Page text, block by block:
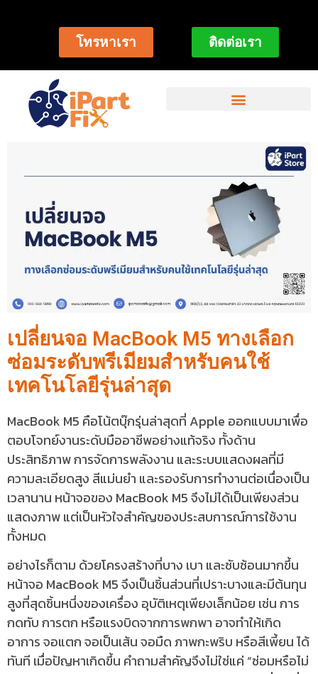
โทรหาเรา ติดต่อเรา
เปลี่ยนจอ MacBook M5 ทางเลือก
ซ่อมระดับพรีเมียมสำหรับคนใช้
เทคโนโลยีรุ่นล่าสุด
MacBook M5 คือโน้ตบุ๊กรุ่นล่าสุดที่ Apple ออกแบบมาเพื่อ
ตอบโจทย์งานระดับมืออาชีพอย่างแท้จริง ทั้งด้าน
ประสิทธิภาพ การจัดการพลังงาน และระบบแสดงผลที่มี
ความละเอียดสูง สีแม่นยำ และรองรับการทำงานต่อเนื่องเป็น
เวลานาน หน้าจอของ MacBook M5 จึงไม่ได้เป็นเพียงส่วน
แสดงภาพ แต่เป็นหัวใจสำคัญของประสบการณ์การใช้งาน
ทั้งหมด
อย่างไรก็ตาม ด้วยโครงสร้างที่บาง เบา และซับซ้อนมากขึ้น
หน้าจอ MacBook M5 จึงเป็นชิ้นส่วนที่เปราะบางและมีต้นทุน
สูงที่สุดชิ้นหนึ่งของเครื่อง อุบัติเหตุเพียงเล็กน้อย เช่น การ
กดทับ การตก หรือแรงบิดจากการพกพา อาจทำให้เกิด
อาการจอแตก จอเป็นเส้น จอมืด ภาพกะพริบ หรือสีเพี้ยนได้
ทันที เมื่อปัญหาเกิดขึ้น คำถามสำคัญจึงไม่ใช่แค่ “ซ่อมหรือไม่